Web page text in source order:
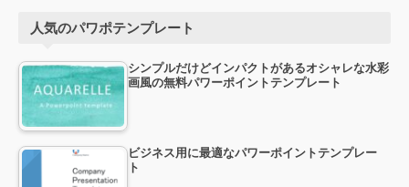
人気のパワポテンプレート
シンプルだけどインパクトがあるオシャレな水彩
画風の無料パワーポイントテンプレート
ビジネス用に最適なパワーポイントテンプレー
ト